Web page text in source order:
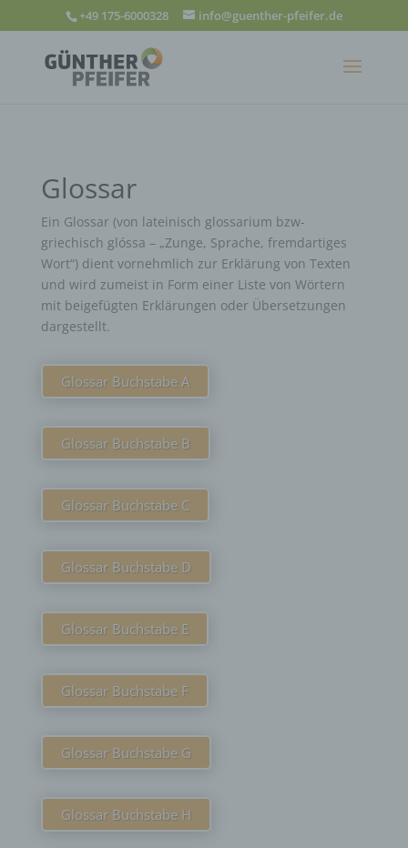
+49 175-6000328 info@guenther-pfeifer.de
Glossar
Ein Glossar (von lateinisch glossarium bzw-
griechisch glóssa – „Zunge, Sprache, fremdartiges
Wort“) dient vornehmlich zur Erklärung von Texten
und wird zumeist in Form einer Liste von Wörtern
mit beigefügten Erklärungen oder Übersetzungen
dargestellt.
Glossar Buchstabe A
Glossar Buchstabe B
Glossar Buchstabe C
Glossar Buchstabe D
Glossar Buchstabe E
Glossar Buchstabe F
Glossar Buchstabe G
Glossar Buchstabe H